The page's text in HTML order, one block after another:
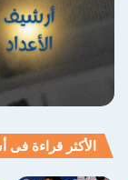
الأكثر قراءة فى